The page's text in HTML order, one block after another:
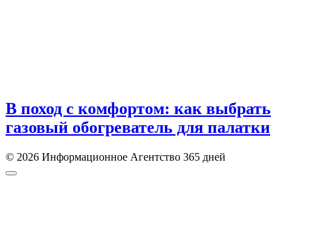
В поход с комфортом: как выбрать
газовый обогреватель для палатки
© 2026 Информационное Агентство 365 дней